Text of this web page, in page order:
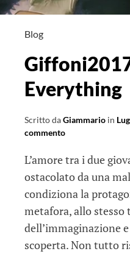
Blog
Everything
Scritto daGiammario in
commento
L’amore tra i due
ostacolato da una
condiziona la
metafora, allo stesso
dell’immaginazione
scoperta. Non tutto